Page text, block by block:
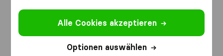
Alle Cookies akzeptieren
Optionen auswählen
Ich ziehenach